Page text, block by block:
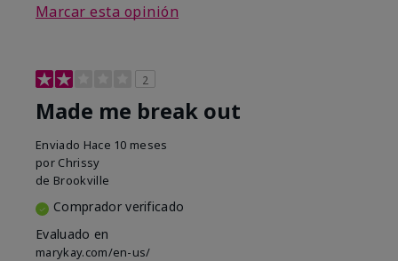
Marcar esta opinión
2
Made me break out
Enviado Hace 10 meses
por Chrissy
de Brookville
Comprador verificado
Evaluado en
marykay.com/en-us/